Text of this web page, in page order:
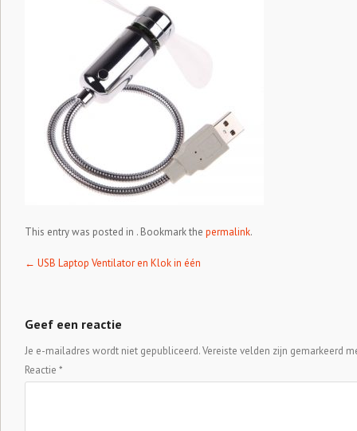
This entry was posted in . Bookmark the permalink.
Post navigation
← USB Laptop Ventilator en Klok in één
Geef een reactie
Je e-mailadres wordt niet gepubliceerd.Vereiste velden zijn gemarkeerd
Reactie *